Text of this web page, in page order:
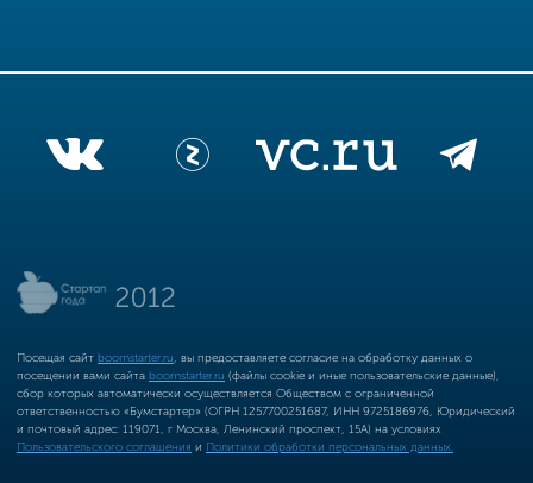
Посещая сайт boomstarter.ru , вы предоставляете согласие на обработку данных о
посещении вами сайта boomstarter.ru (файлы cookie и иные пользовательские данные),
сбор которых автоматически осуществляется Обществом с ограниченной
ответственностью «Бумстартер» (ОГРН 1257700251687, ИНН 9725186976, Юридический
и почтовый адрес: 119071, г Москва, Ленинский проспект, 15А) на условиях
Пользовательского соглашения и Политики обработки персональных данных.